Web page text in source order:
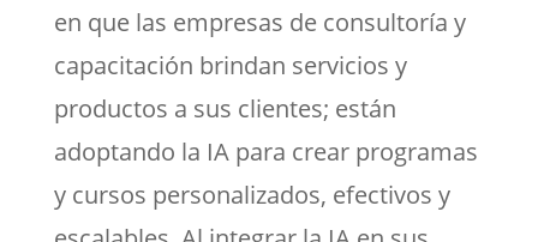
en que las empresas de consultoría y
capacitación brindan servicios y
productos a sus clientes; están
adoptando la IA para crear programas
y cursos personalizados, efectivos y